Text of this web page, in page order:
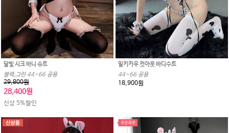
달빛 시크 바니 슈트
블랙,그린 44~66 공용
29,800원
28,400원
신상 5%할인
밀키카우 컷아웃 바디수트
44~66 공용
18,900원